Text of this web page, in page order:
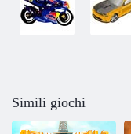
Simili giochi